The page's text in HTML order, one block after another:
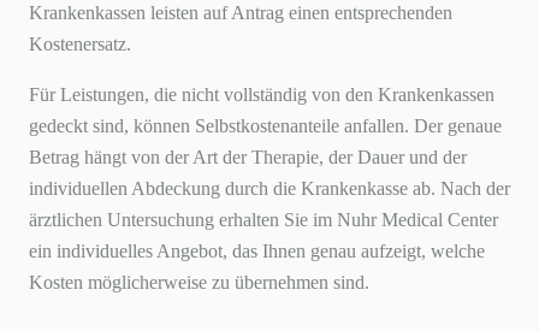
Krankenkassen leisten auf Antrag einen entsprechenden
Kostenersatz.
Für Leistungen, die nicht vollständig von den Krankenkassen
gedeckt sind, können Selbstkostenanteile anfallen. Der genaue
Betrag hängt von der Art der Therapie, der Dauer und der
individuellen Abdeckung durch die Krankenkasse ab. Nach der
ärztlichen Untersuchung erhalten Sie im Nuhr Medical Center
ein individuelles Angebot, das Ihnen genau aufzeigt, welche
Kosten möglicherweise zu übernehmen sind.